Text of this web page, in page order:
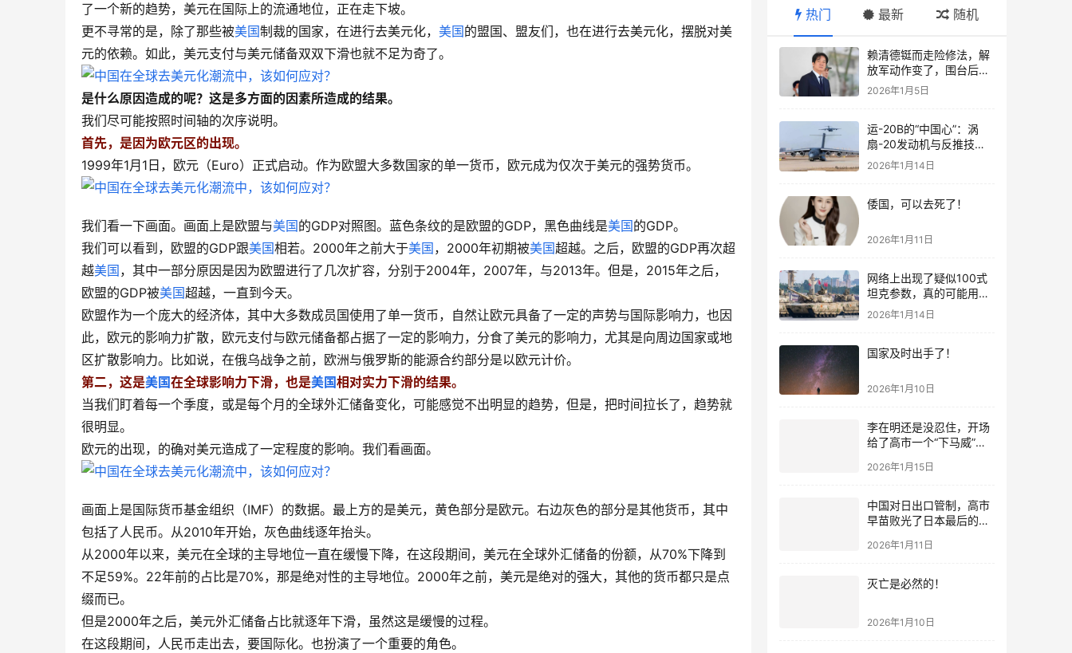
了一个新的趋势，美元在国际上的流通地位，正在走下坡。
更不寻常的是，除了那些被美国制裁的国家，在进行去美元化， 美国的盟国、盟友们，也在进行去美元化，摆脱对美
元的依赖。如此，美元支付与美元储备双双下滑也就不足为奇了。
是什么原因造成的呢？这是多方面的因素所造成的结果。
我们尽可能按照时间轴的次序说明。
首先，是因为欧元区的出现。
1999年1月1日，欧元（Euro）正式启动。作为欧盟大多数国家的单一货币，欧元成为仅次于美元的强势货币。
我们看一下画面。画面上是欧盟与美国的GDP对照图。蓝色条纹的是欧盟的GDP，黑色曲线是美国的GDP。
我们可以看到，欧盟的GDP跟美国相若。2000年之前大于美国 ，2000年初期被美国超越。之后，欧盟的GDP再次超
越美国 ，其中一部分原因是因为欧盟进行了几次扩容，分别于2004年，2007年，与2013年。但是，2015年之后，
欧盟的GDP被美国超越，一直到今天。
欧盟作为一个庞大的经济体，其中大多数成员国使用了单一货币，自然让欧元具备了一定的声势与国际影响力，也因
此，欧元的影响力扩散，欧元支付与欧元储备都占据了一定的影响力，分食了美元的影响力，尤其是向周边国家或地
区扩散影响力。比如说，在俄乌战争之前，欧洲与俄罗斯的能源合约部分是以欧元计价。
第二，这是美国在全球影响力下滑，也是美国相对实力下滑的结果。
当我们盯着每一个季度，或是每个月的全球外汇储备变化，可能感觉不出明显的趋势，但是，把时间拉长了，趋势就
很明显。
欧元的出现，的确对美元造成了一定程度的影响。我们看画面。
画面上是国际货币基金组织（IMF）的数据。最上方的是美元，黄色部分是欧元。右边灰色的部分是其他货币，其中
包括了人民币。从2010年开始，灰色曲线逐年抬头。
从2000年以来，美元在全球的主导地位一直在缓慢下降，在这段期间，美元在全球外汇储备的份额，从70%下降到
不足59%。22年前的占比是70%，那是绝对性的主导地位。2000年之前，美元是绝对的强大，其他的货币都只是点
缀而已。
但是2000年之后，美元外汇储备占比就逐年下滑，虽然这是缓慢的过程。
在这段期间，人民币走出去，要国际化。也扮演了一个重要的角色。
热门 最新 随机
赖清德铤而走险修法，解
放军动作变了，围台后的
“真正杀招”曝光
2026年1月5日
运-20B的“中国心”：涡
扇-20发动机与反推技术
大突破！
2026年1月14日
倭国，可以去死了！
2026年1月11日
网络上出现了疑似100式
坦克参数，真的可能用了
钛合金装甲！
2026年1月14日
国家及时出手了！
2026年1月10日
李在明还是没忍住，开场
给了高市一个“下马威”，
2026年1月15日
中国对日出口管制，高市
早苗败光了日本最后的国
2026年1月11日
灭亡是必然的！
2026年1月10日